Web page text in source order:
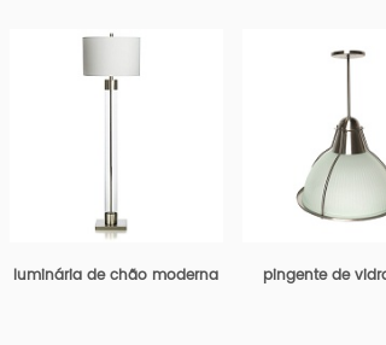
luminária de chão moderna pingente de